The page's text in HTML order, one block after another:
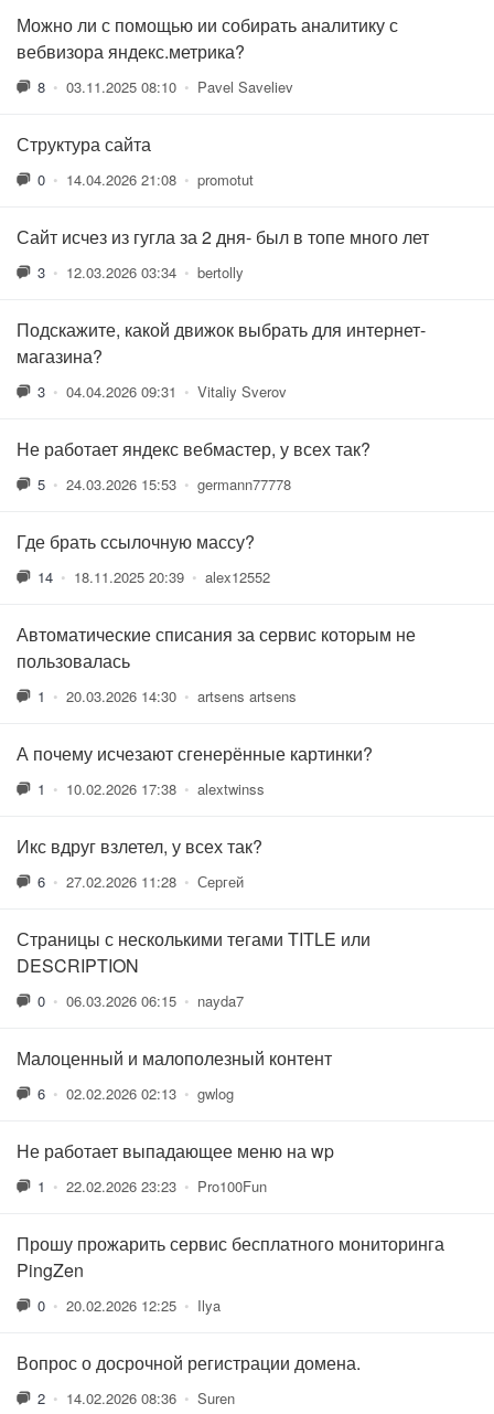
Можно ли с помощью ии собирать аналитику с
вебвизора яндекс.метрика?
8 • 03.11.2025 08:10 • Pavel Saveliev
Структура сайта
0 • 14.04.2026 21:08 • promotut
Сайт исчез из гугла за 2 дня- был в топе много лет
3 • 12.03.2026 03:34 • bertolly
Подскажите, какой движок выбрать для интернет-
магазина?
3 • 04.04.2026 09:31 • Vitaliy Sverov
Не работает яндекс вебмастер, у всех так?
5 • 24.03.2026 15:53 • germann77778
Где брать ссылочную массу?
14 • 18.11.2025 20:39 • alex12552
Автоматические списания за сервис которым не
пользовалась
1 • 20.03.2026 14:30 • artsens artsens
А почему исчезают сгенерённые картинки?
1 • 10.02.2026 17:38 • alextwinss
Икс вдруг взлетел, у всех так?
6 • 27.02.2026 11:28 • Сергей
Страницы с несколькими тегами TITLE или
DESCRIPTION
0 • 06.03.2026 06:15 • nayda7
Малоценный и малополезный контент
6 • 02.02.2026 02:13 • gwlog
Не работает выпадающее меню на wp
1 • 22.02.2026 23:23 • Pro100Fun
Прошу прожарить сервис бесплатного мониторинга
PingZen
0 • 20.02.2026 12:25 • Ilya
Вопрос о досрочной регистрации домена.
2 • 14.02.2026 08:36 • Suren